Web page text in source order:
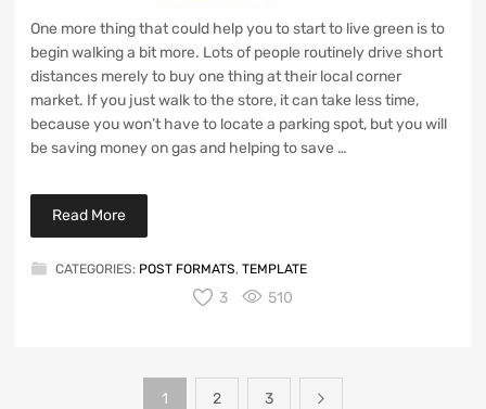
One more thing that could help you to start to live green is to
begin walking a bit more. Lots of people routinely drive short
distances merely to buy one thing at their local corner
market. If you just walk to the store, it can take less time,
because you won’t have to locate a parking spot, but you will
be saving money on gas and helping to save …
Read More
CATEGORIES: POST FORMATS, TEMPLATE
3 510
1 2 3